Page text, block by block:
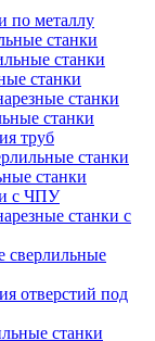
по металлу
станки
станки
станки
станки
станки
труб
станки
станки
с ЧПУ
станки с
отверстий под
станки